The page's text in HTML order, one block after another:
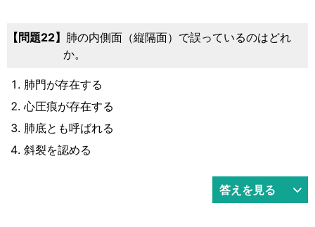
22
肺の内側面（縦隔面）で誤っているのはどれ
か。
肺門が存在する
心圧痕が存在する
肺底とも呼ばれる
斜裂を認める
答えを見る